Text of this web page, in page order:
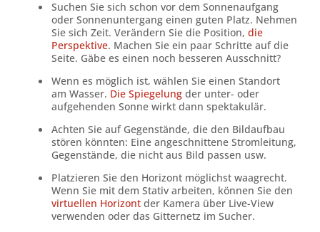
Suchen Sie sich schon vor dem Sonnenaufgang
oder Sonnenuntergang einen guten Platz. Nehmen
Sie sich Zeit. Verändern Sie die Position, die
Perspektive. Machen Sie ein paar Schritte auf die
Seite. Gäbe es einen noch besseren Ausschnitt?
Wenn es möglich ist, wählen Sie einen Standort
am Wasser. Die Spiegelung der unter- oder
aufgehenden Sonne wirkt dann spektakulär.
Achten Sie auf Gegenstände, die den Bildaufbau
stören könnten: Eine angeschnittene Stromleitung,
Gegenstände, die nicht aus Bild passen usw.
Platzieren Sie den Horizont möglichst waagrecht.
Wenn Sie mit dem Stativ arbeiten, können Sie den
virtuellen Horizont der Kamera über Live-View
verwenden oder das Gitternetz im Sucher.